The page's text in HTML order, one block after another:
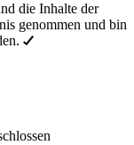
die Inhalte der
genommen und bin